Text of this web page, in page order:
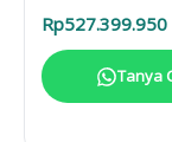
Lengkap
Rp527.399.950
Tanya